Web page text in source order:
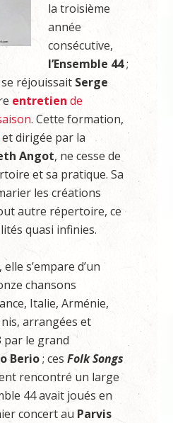
la troisième
année
consécutive,
l’Ensemble 44;
réjouissait Serge
entretien de
. Cette formation,
et dirigée par la
Angot, ne cesse de
et sa pratique. Sa
les créations
autre répertoire, ce
quasi infinies.
s’empare d’un
chansons
Italie, Arménie,
arrangées et
par le grand
Berio; cesFolk Songs
rencontré un large
44 avait joués en
concert au Parvis